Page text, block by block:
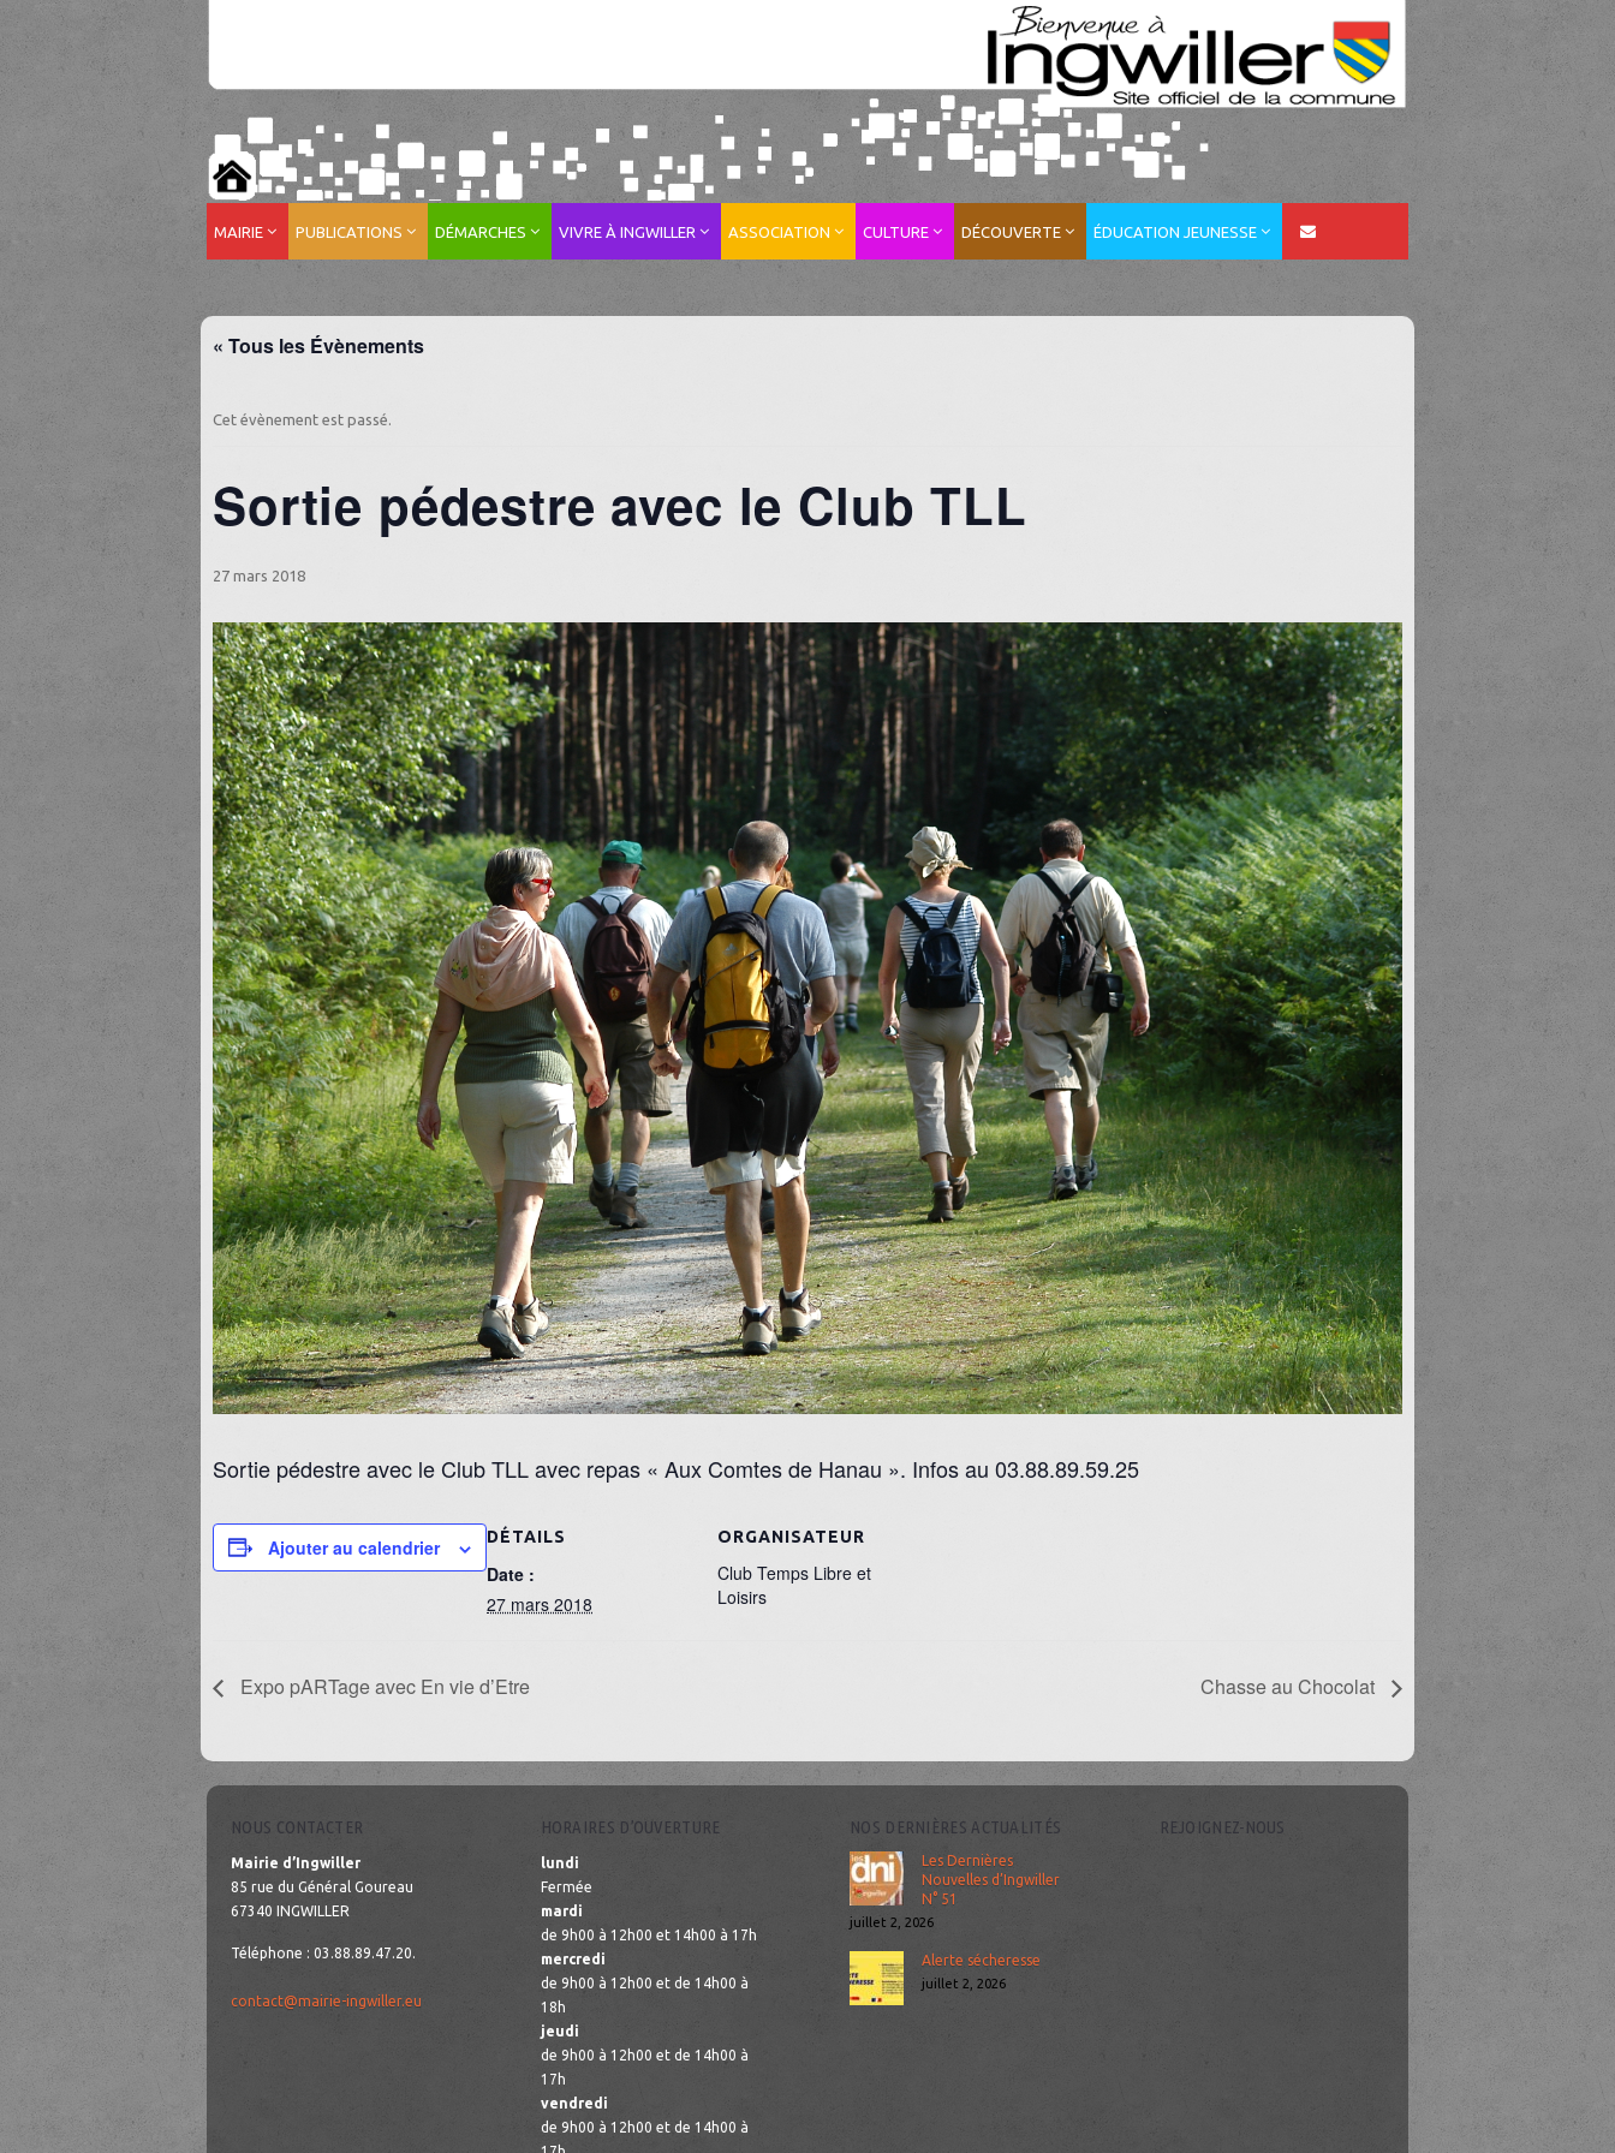
MAIRIE PUBLICATIONS DÉMARCHES VIVRE À INGWILLER ASSOCIATION CULTURE DÉCOUVERTE ÉDUCATION JEUNESSE
« Tous les Évènements
Cet évènement est passé.
Sortie pédestre avec le Club TLL
27 mars 2018
Sortie pédestre avec le Club TLL avec repas « Aux Comtes de Hanau ». Infos au 03.88.89.59.25
Ajouter au calendrier DÉTAILS
Date :
27 mars 2018
ORGANISATEUR
Club Temps Libre et
Loisirs
Expo pARTage avec En vie d’Etre Chasse au Chocolat
NOUS CONTACTER
Mairie d’Ingwiller
85 rue du Général Goureau
67340 INGWILLER
Téléphone : 03.88.89.47.20.
contact@mairie-ingwiller.eu
HORAIRES D’OUVERTURE
lundi
Fermée
mardi
de 9h00 à 12h00 et 14h00 à 17h
mercredi
de 9h00 à 12h00 et de 14h00 à
18h
jeudi
de 9h00 à 12h00 et de 14h00 à
17h
vendredi
de 9h00 à 12h00 et de 14h00 à
NOS DERNIÈRES ACTUALITÉS
Les Dernières
Nouvelles d’Ingwiller
N° 51
juillet 2, 2026
Alerte sécheresse
juillet 2, 2026
REJOIGNEZ-NOUS